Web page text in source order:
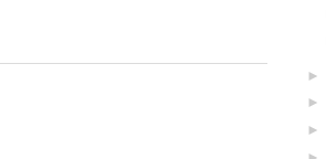
►
►
►